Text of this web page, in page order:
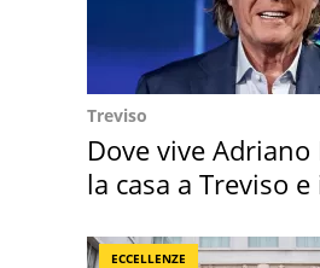
Treviso
Dove vive Adriano
la casa a Treviso
ECCELLENZE